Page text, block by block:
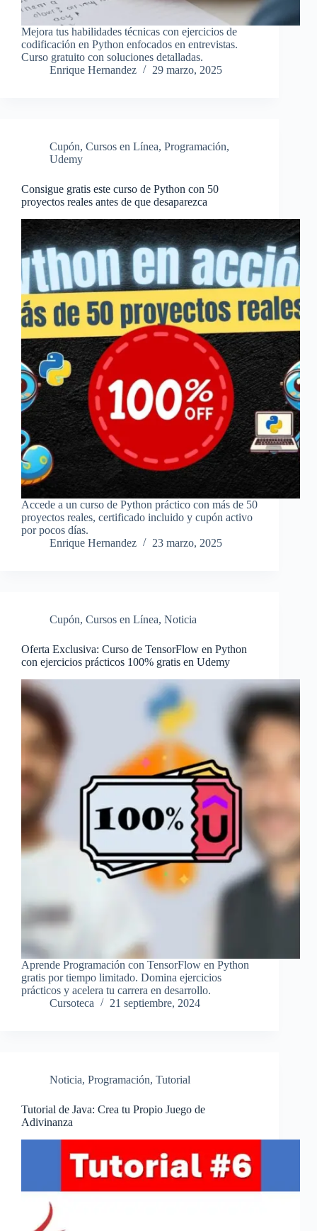
Mejora tus habilidades técnicas con ejercicios de
codificación en Python enfocados en entrevistas.
Curso gratuito con soluciones detalladas.
Enrique Hernandez
29 marzo, 2025
Cupón, Cursos en Línea, Programación,
Udemy
Consigue gratis este curso de Python con 50
proyectos reales antes de que desaparezca
Accede a un curso de Python práctico con más de 50
proyectos reales, certificado incluido y cupón activo
por pocos días.
Enrique Hernandez
23 marzo, 2025
Cupón, Cursos en Línea, Noticia
Oferta Exclusiva: Curso de TensorFlow en Python
con ejercicios prácticos 100% gratis en Udemy
Aprende Programación con TensorFlow en Python
gratis por tiempo limitado. Domina ejercicios
prácticos y acelera tu carrera en desarrollo.
Cursoteca
21 septiembre, 2024
Noticia, Programación, Tutorial
Tutorial de Java: Crea tu Propio Juego de
Adivinanza